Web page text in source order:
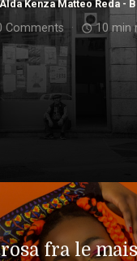
Kenza Matteo Reda -
Comments access_time10 min
fra le